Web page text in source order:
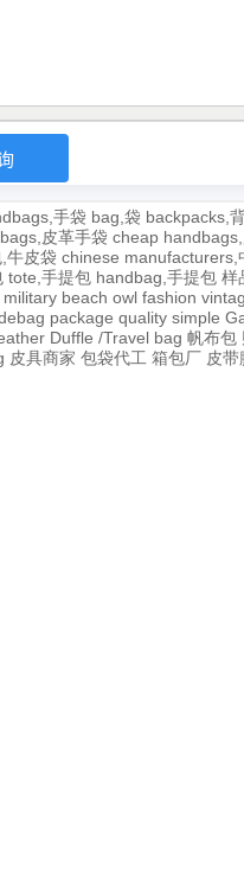
手袋 bag,袋 backpacks,
皮革手袋 cheap
牛皮袋 chinese manufacturers,
tote,手提包 handbag,手提包 样
military beach owl fashion
package quality simple
Duffle /Travel bag 帆布包
皮具商家 包袋代工 箱包厂 皮带